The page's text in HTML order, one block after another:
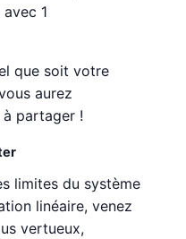
1
que soit votre
aurez
partager !
limites du système
linéaire, venez
vertueux,